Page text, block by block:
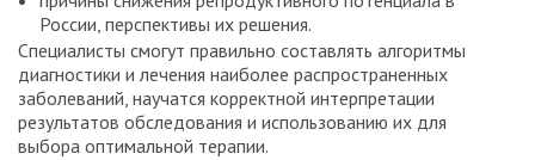
России, перспективы их решения.
Специалисты смогут правильно составлять алгоритмы
диагностики и лечения наиболее распространенных
заболеваний, научатся корректной интерпретации
результатов обследования и использованию их для
выбора оптимальной терапии.